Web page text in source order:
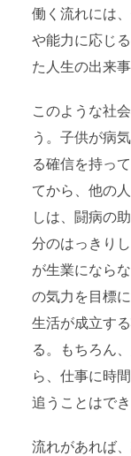
働く流れには
や能力に応じ
た人生の出来
このような社
う。子供が病
る確信を持っ
てから、他の
しは、闘病の
分のはっきり
が生業になら
の気力を目標
生活が成立す
る。もちろん
ら、仕事に時
追うことはでき
流れがあれば